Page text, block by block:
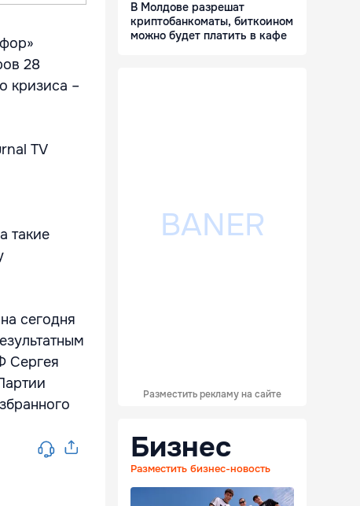
28
кризиса –
TV
такие
сегодня
Сергея
В Молдове разрешат
криптобанкоматы, биткоином
можно будет платить в кафе
Разместить рекламу на сайте
Бизнес
Разместить бизнес-новость